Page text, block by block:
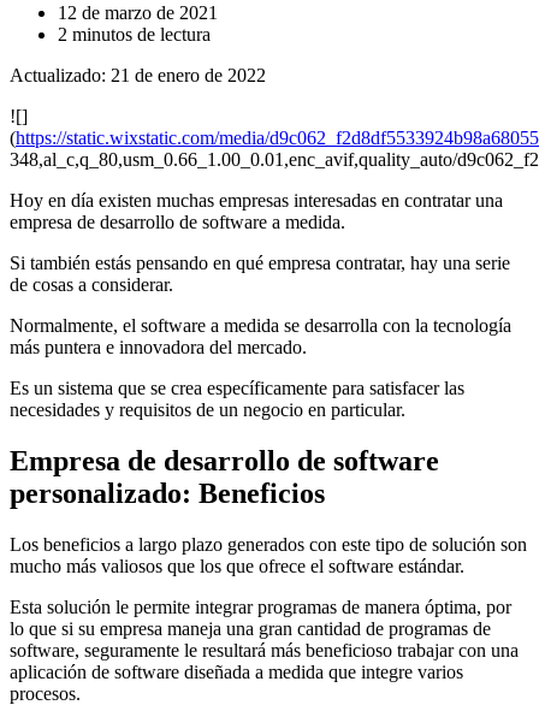
12 de marzo de 2021
2 minutos de lectura
Actualizado: 21 de enero de 2022
![]
(https://static.wixstatic.com/media/
348,al_c,q_80,usm_0.66_1.00_0.01,enc_avif,quality_auto/
Hoy en día existen muchas empresas interesadas en contratar una
empresa de desarrollo de software a medida.
Si también estás pensando en qué empresa contratar, hay una serie
de cosas a considerar.
Normalmente, el software a medida se desarrolla con la tecnología
más puntera e innovadora del mercado.
Es un sistema que se crea específicamente para satisfacer las
necesidades y requisitos de un negocio en particular.
Empresa de desarrollo de software
personalizado: Beneficios
Los beneficios a largo plazo generados con este tipo de solución son
mucho más valiosos que los que ofrece el software estándar.
Esta solución le permite integrar programas de manera óptima, por
lo que si su empresa maneja una gran cantidad de programas de
software, seguramente le resultará más beneficioso trabajar con una
aplicación de software diseñada a medida que integre varios
procesos.